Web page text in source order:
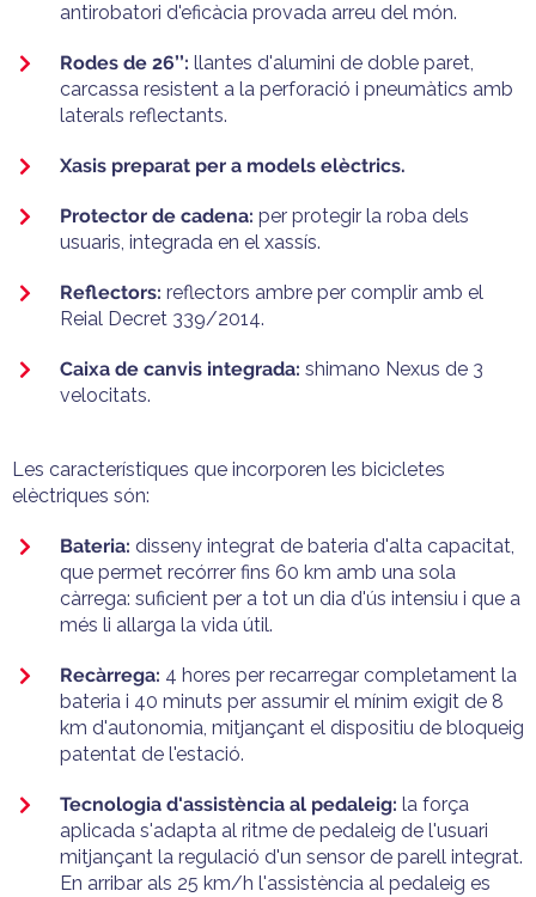
antirobatori d'eficàcia provada arreu del món.
Rodes de 26’’: llantes d'alumini de doble paret,
carcassa resistent a la perforació i pneumàtics amb
laterals reflectants.
Xasis preparat per a models elèctrics.
Protector de cadena: per protegir la roba dels
usuaris, integrada en el xassís.
Reflectors: reflectors ambre per complir amb el
Reial Decret 339/2014.
Caixa de canvis integrada: shimano Nexus de 3
velocitats.
Les característiques que incorporen les bicicletes
elèctriques són:
Bateria: disseny integrat de bateria d'alta capacitat,
que permet recórrer fins 60 km amb una sola
càrrega: suficient per a tot un dia d'ús intensiu i que a
més li allarga la vida útil.
Recàrrega: 4 hores per recarregar completament la
bateria i 40 minuts per assumir el mínim exigit de 8
km d'autonomia, mitjançant el dispositiu de bloqueig
patentat de l'estació.
Tecnologia d'assistència al pedaleig: la força
aplicada s'adapta al ritme de pedaleig de l'usuari
mitjançant la regulació d'un sensor de parell integrat.
En arribar als 25 km/h l'assistència al pedaleig es